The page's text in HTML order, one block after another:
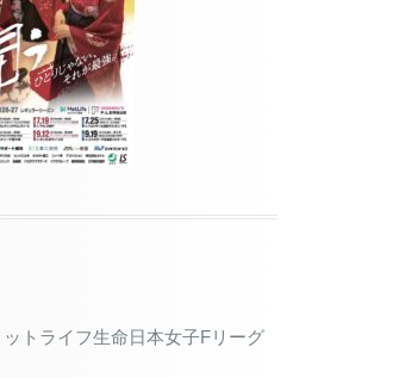
ットライフ生命日本女子Fリーグ